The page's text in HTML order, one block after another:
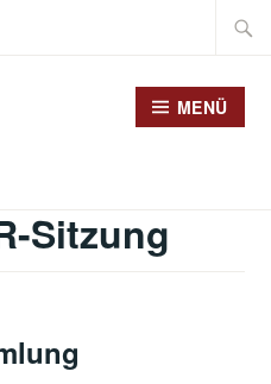
Suche
MENÜ
Sitzung